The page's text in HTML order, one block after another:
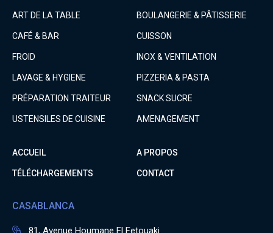
ART DE LA TABLE BOULANGERIE & PÂTISSERIE
CAFÉ & BAR CUISSON
FROID INOX & VENTILATION
LAVAGE & HYGIENE PIZZERIA & PASTA
PRÉPARATION TRAITEUR SNACK SUCRE
USTENSILES DE CUISINE AMENAGEMENT
ACCUEIL A PROPOS
TÉLÉCHARGEMENTS CONTACT
CASABLANCA
81, Avenue Houmane El Fetouaki.